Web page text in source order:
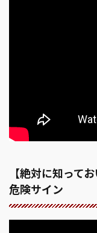
【絶対に知って
危険サイン